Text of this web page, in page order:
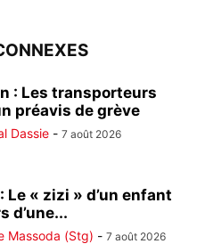
: Les transporteurs
préavis de grève
Dassie - 7 août 2026
Le « zizi » d’un enfant
d’une...
Massoda (Stg) - 7 août 2026